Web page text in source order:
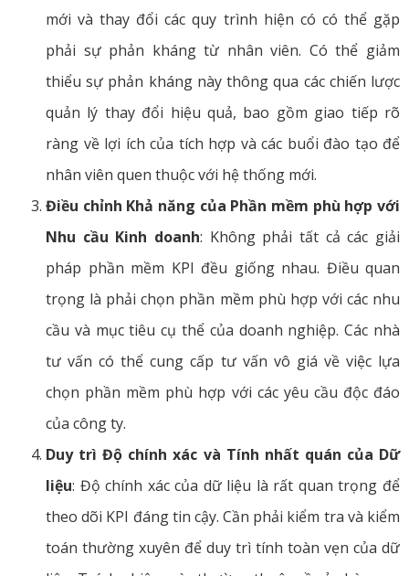
mới và thay đổi các quy trình hiện có có thể gặp
phải sự phản kháng từ nhân viên. Có thể giảm
thiểu sự phản kháng này thông qua các chiến lược
quản lý thay đổi hiệu quả, bao gồm giao tiếp rõ
ràng về lợi ích của tích hợp và các buổi đào tạo để
nhân viên quen thuộc với hệ thống mới.
Điều chỉnh Khả năng của Phần mềm phù hợp với
Nhu cầu Kinh doanh: Không phải tất cả các giải
pháp phần mềm KPI đều giống nhau. Điều quan
trọng là phải chọn phần mềm phù hợp với các nhu
cầu và mục tiêu cụ thể của doanh nghiệp. Các nhà
tư vấn có thể cung cấp tư vấn vô giá về việc lựa
chọn phần mềm phù hợp với các yêu cầu độc đáo
của công ty.
Duy trì Độ chính xác và Tính nhất quán của Dữ
liệu: Độ chính xác của dữ liệu là rất quan trọng để
theo dõi KPI đáng tin cậy. Cần phải kiểm tra và kiểm
toán thường xuyên để duy trì tính toàn vẹn của dữ